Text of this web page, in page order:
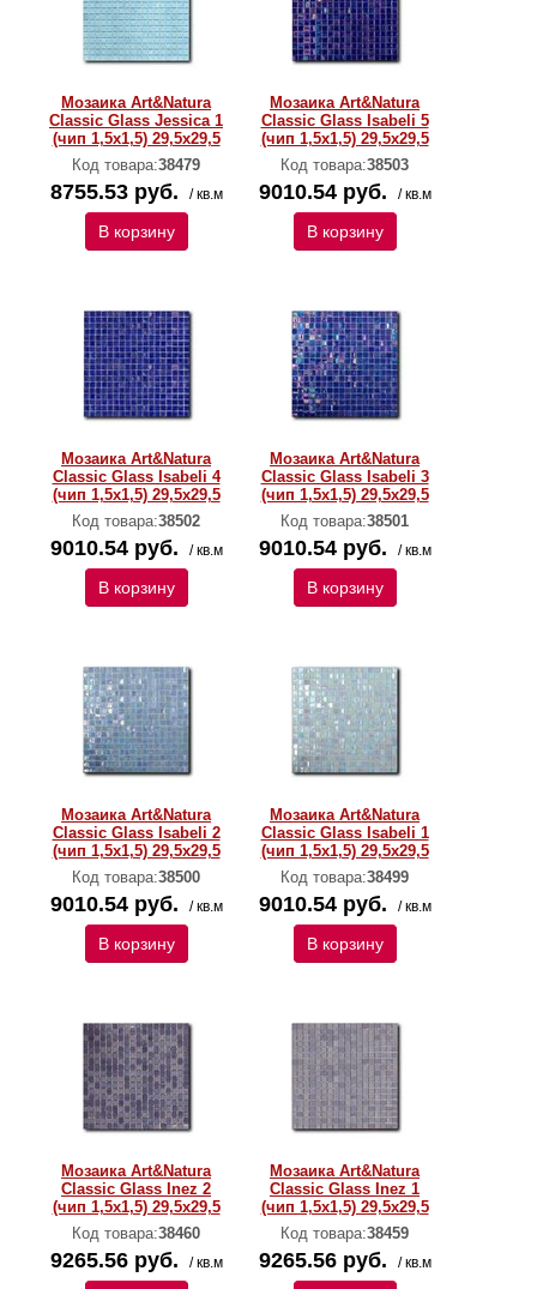
Мозаика Art&Natura
Classic Glass Jessica 1
(чип 1,5х1,5) 29,5x29,5
Код товара:38479
8755.53 руб. / кв.м
В корзину
Мозаика Art&Natura
Classic Glass Isabeli 5
(чип 1,5х1,5) 29,5x29,5
Код товара:38503
9010.54 руб. / кв.м
В корзину
Мозаика Art&Natura
Classic Glass Isabeli 4
(чип 1,5х1,5) 29,5x29,5
Код товара:38502
9010.54 руб. / кв.м
В корзину
Мозаика Art&Natura
Classic Glass Isabeli 3
(чип 1,5х1,5) 29,5x29,5
Код товара:38501
9010.54 руб. / кв.м
В корзину
Мозаика Art&Natura
Classic Glass Isabeli 2
(чип 1,5х1,5) 29,5x29,5
Код товара:38500
9010.54 руб. / кв.м
В корзину
Мозаика Art&Natura
Classic Glass Isabeli 1
(чип 1,5х1,5) 29,5x29,5
Код товара:38499
9010.54 руб. / кв.м
В корзину
Мозаика Art&Natura
Classic Glass Inez 2
(чип 1,5х1,5) 29,5x29,5
Код товара:38460
9265.56 руб. / кв.м
Мозаика Art&Natura
Classic Glass Inez 1
(чип 1,5х1,5) 29,5x29,5
Код товара:38459
9265.56 руб. / кв.м